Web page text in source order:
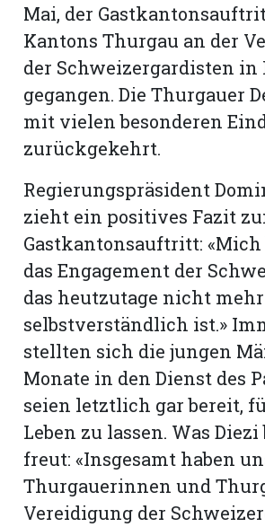
Mai, der
Kantons Thurgau an der
der Schweizergardisten in
gegangen. Die Thurgauer
mit vielen besonderen
zurückgekehrt.
Regierungspräsident
zieht ein positives Fazit
Gastkantonsauftritt:
das Engagement der
das heutzutage nicht mehr
selbstverständlich ist.»
stellten sich die jungen
Monate in den Dienst des
seien letztlich gar bereit,
Leben zu lassen. Was Diezi
freut: «Insgesamt haben
Thurgauerinnen und
Vereidigung der